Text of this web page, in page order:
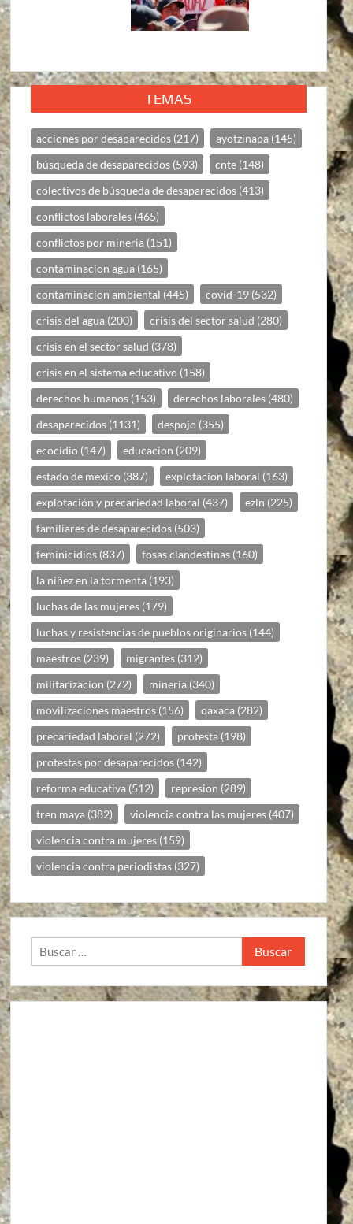
TEMAS
acciones por desaparecidos (217) ayotzinapa (145)
búsqueda de desaparecidos (593) cnte (148)
colectivos de búsqueda de desaparecidos (413)
conflictos laborales (465)
conflictos por mineria (151)
contaminacion agua (165)
contaminacion ambiental (445) covid-19 (532)
crisis del agua (200) crisis del sector salud (280)
crisis en el sector salud (378)
crisis en el sistema educativo (158)
derechos humanos (153) derechos laborales (480)
desaparecidos (1131) despojo (355)
ecocidio (147) educacion (209)
estado de mexico (387) explotacion laboral (163)
explotación y precariedad laboral (437) ezln (225)
familiares de desaparecidos (503)
feminicidios (837) fosas clandestinas (160)
la niñez en la tormenta (193)
luchas de las mujeres (179)
luchas y resistencias de pueblos originarios (144)
maestros (239) migrantes (312)
militarizacion (272) mineria (340)
movilizaciones maestros (156) oaxaca (282)
precariedad laboral (272) protesta (198)
protestas por desaparecidos (142)
reforma educativa (512) represion (289)
tren maya (382) violencia contra las mujeres (407)
violencia contra mujeres (159)
violencia contra periodistas (327)
Buscar: